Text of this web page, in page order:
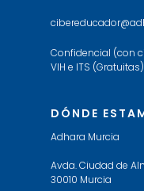
Confidencial (con
VIH e ITS
DÓNDE
Adhara Murcia
Avda. Ciudad de
30010 Murcia